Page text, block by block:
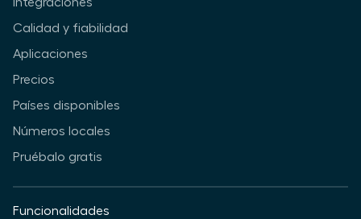
Integraciones
Calidad y fiabilidad
Aplicaciones
Precios
Países disponibles
Números locales
Pruébalo gratis
Funcionalidades